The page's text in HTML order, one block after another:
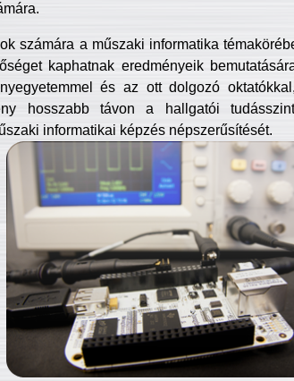
számára a műszaki informatika
kaphatnak eredményeik
és az ott dolgozó
hosszabb távon a hallgatói
informatikai képzés népszerűsítését.